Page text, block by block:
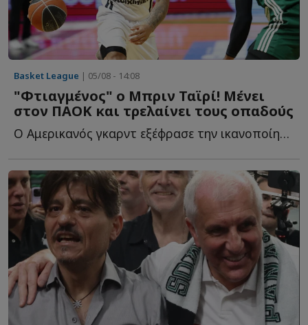
Basket League | 05/08 - 14:08
"Φτιαγμένος" ο Μπριν Ταϊρί! Μένει
στον ΠΑΟΚ και τρελαίνει τους οπαδούς
Ο Αμερικανός γκαρντ εξέφρασε την ικανοποίησή του για τ...